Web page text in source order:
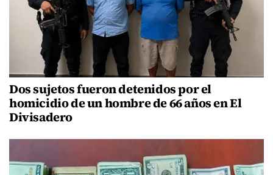
Dos sujetos fueron detenidos por el
homicidio de un hombre de 66 años en El
Divisadero